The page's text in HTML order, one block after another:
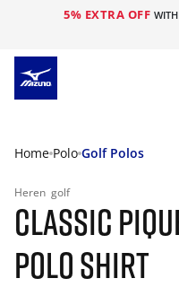
5% EXTRA OFF
Home Polo Golf Polos
Heren golf
CLASSIC
POLO SHIRT